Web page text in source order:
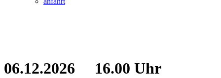
06.12.2026 16.00 Uhr